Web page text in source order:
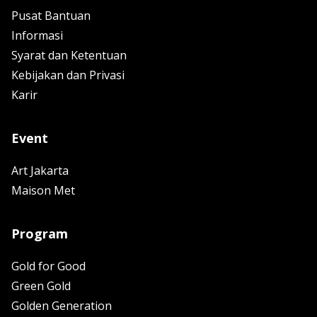
Pusat Bantuan
Informasi
Syarat dan Ketentuan
Kebijakan dan Privasi
Karir
Event
Art Jakarta
Maison Met
Program
Gold for Good
Green Gold
Golden Generation